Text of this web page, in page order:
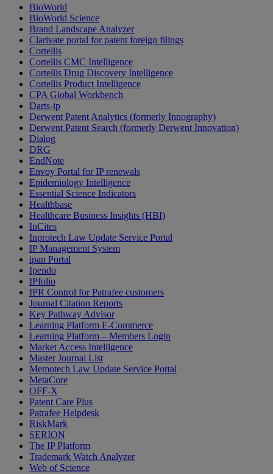
BioWorld
BioWorld Science
Brand Landscape Analyzer
Clarivate portal for patent foreign filings
Cortellis
Cortellis CMC Intelligence
Cortellis Drug Discovery Intelligence
Cortellis Product Intelligence
CPA Global Workbench
Darts-ip
Derwent Patent Analytics (formerly Innography)
Derwent Patent Search (formerly Derwent Innovation)
Dialog
DRG
EndNote
Envoy Portal for IP renewals
Epidemiology Intelligence
Essential Science Indicators
Healthbase
Healthcare Business Insights (HBI)
InCites
Inprotech Law Update Service Portal
IP Management System
ipan Portal
Ipendo
IPfolio
IPR Control for Patrafee customers
Journal Citation Reports
Key Pathway Advisor
Learning Platform E-Commerce
Learning Platform – Members Login
Market Access Intelligence
Master Journal List
Memotech Law Update Service Portal
MetaCore
OFF-X
Patent Care Plus
Patrafee Helpdesk
RiskMark
SERION
The IP Platform
Trademark Watch Analyzer
Web of Science